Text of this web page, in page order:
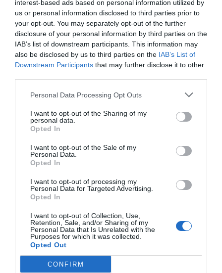
interest-based ads based on personal information utilized by
us or personal information disclosed to third parties prior to
your opt-out. You may separately opt-out of the further
disclosure of your personal information by third parties on the
IAB’s list of downstream participants. This information may
also be disclosed by us to third parties on the IAB’s List of
Downstream Participants that may further disclose it to other
Personal Data Processing Opt Outs
I want to opt-out of the Sharing of my
personal data.
Opted In
I want to opt-out of the Sale of my
Personal Data.
Opted In
I want to opt-out of processing my
Personal Data for Targeted Advertising.
Opted In
I want to opt-out of Collection, Use,
Retention, Sale, and/or Sharing of my
Personal Data that Is Unrelated with the
Purposes for which it was collected.
Opted Out
CONFIRM
Índex2P
información, contacta con nosotros en
intelligence@2playbook.com.
Añadir2Playbook
como fuente preferida de Google
de forma gratuita
Mantente informado con las últimas noticias de actualidad.
ACTIVAR AHORA
Publicidad
2Playbook Club